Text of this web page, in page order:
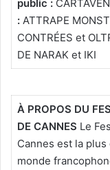
public :
: ATTRAPE
CONTRÉES et
DE NARAK et IKI
À PROPOS DU
DE CANNES Le
Cannes est la
monde